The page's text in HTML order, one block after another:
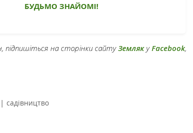
БУДЬМО ЗНАЙОМІ!
підпишіться на сторінки сайтуЗемлякуFacebook,
| садівництво